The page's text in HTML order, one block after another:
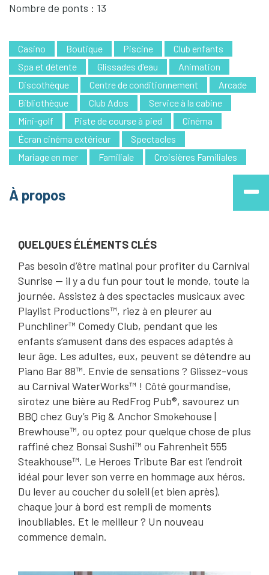
Nombre de ponts : 13
Casino Boutique Piscine
Club enfants
Spa et détente
Glissades d'eau
Animation
Discothèque
Centre de conditionnement
Arcade
Bibliothèque
Club Ados
Service à la cabine
Mini-golf
Piste de course à pied
Cinéma
Écran cinéma extérieur
Spectacles
Mariage en mer
Familiale Croisières Familiales
À propos
QUELQUES ÉLÉMENTS CLÉS
Pas besoin d’être matinal pour profiter du Carnival
Sunrise — il y a du fun pour tout le monde, toute la
journée. Assistez à des spectacles musicaux avec
Playlist Productions™, riez à en pleurer au
Punchliner™ Comedy Club, pendant que les
enfants s’amusent dans des espaces adaptés à
leur âge. Les adultes, eux, peuvent se détendre au
Piano Bar 88™. Envie de sensations ? Glissez-vous
au Carnival WaterWorks™ ! Côté gourmandise,
sirotez une bière au RedFrog Pub®, savourez un
BBQ chez Guy’s Pig & Anchor Smokehouse |
Brewhouse™, ou optez pour quelque chose de plus
raffiné chez Bonsai Sushi™ ou Fahrenheit 555
Steakhouse™. Le Heroes Tribute Bar est l’endroit
idéal pour lever son verre en hommage aux héros.
Du lever au coucher du soleil (et bien après),
chaque jour à bord est rempli de moments
inoubliables. Et le meilleur ? Un nouveau
commence demain.